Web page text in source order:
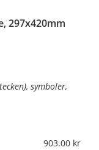
297x420mm
symboler,
till 0,13m²)
903.00